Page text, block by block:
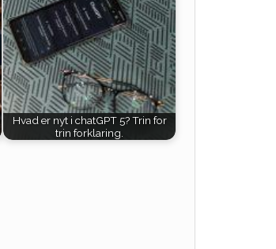
Hvad er nyt i chatGPT 5? Trin for
trin forklaring.